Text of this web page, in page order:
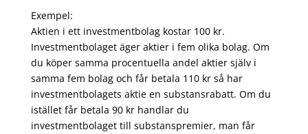
Exempel:
Aktien i ett investmentbolag kostar 100 kr.
Investmentbolaget äger aktier i fem olika bolag. Om
du köper samma procentuella andel aktier själv i
samma fem bolag och får betala 110 kr så har
investmentbolagets aktie en substansrabatt. Om du
istället får betala 90 kr handlar du
investmentbolaget till substanspremier, man får